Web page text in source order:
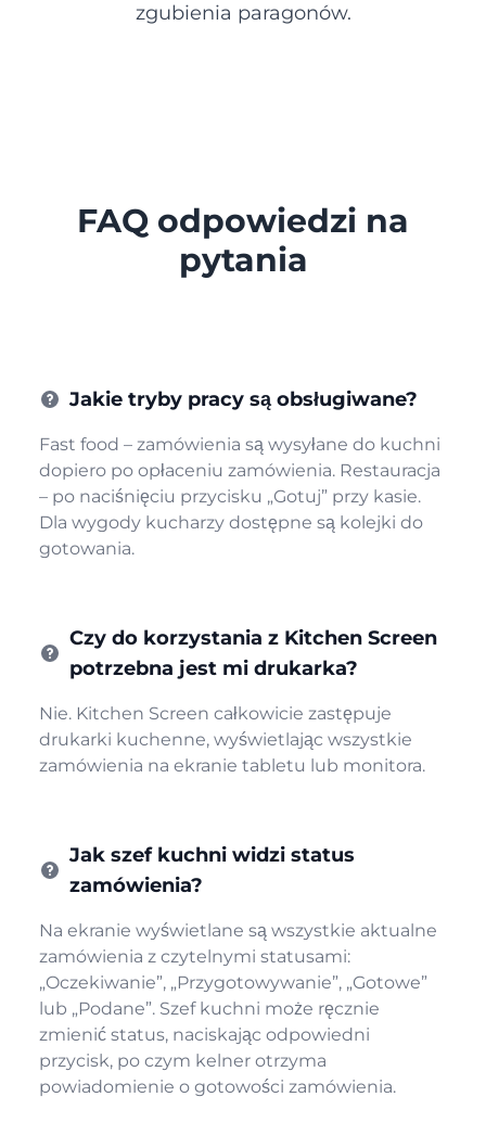
zgubienia paragonów.
FAQ odpowiedzi na
pytania
Jakie tryby pracy są obsługiwane?
Fast food – zamówienia są wysyłane do kuchni
dopiero po opłaceniu zamówienia. Restauracja
– po naciśnięciu przycisku „Gotuj” przy kasie.
Dla wygody kucharzy dostępne są kolejki do
gotowania.
Czy do korzystania z Kitchen Screen
potrzebna jest mi drukarka?
Nie. Kitchen Screen całkowicie zastępuje
drukarki kuchenne, wyświetlając wszystkie
zamówienia na ekranie tabletu lub monitora.
Jak szef kuchni widzi status
zamówienia?
Na ekranie wyświetlane są wszystkie aktualne
zamówienia z czytelnymi statusami:
„Oczekiwanie”, „Przygotowywanie”, „Gotowe”
lub „Podane”. Szef kuchni może ręcznie
zmienić status, naciskając odpowiedni
przycisk, po czym kelner otrzyma
powiadomienie o gotowości zamówienia.